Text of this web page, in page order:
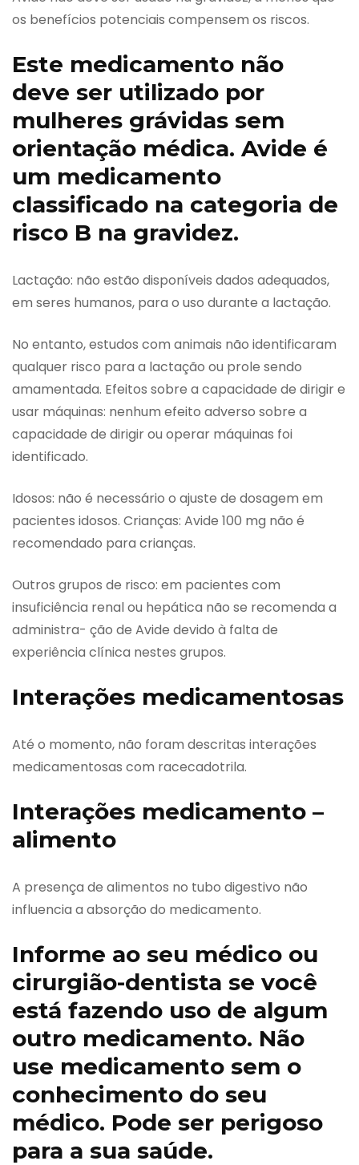
os benefícios potenciais compensem os riscos.
Este medicamento não
deve ser utilizado por
mulheres grávidas sem
orientação médica. Avide é
um medicamento
classificado na categoria de
risco B na gravidez.
Lactação: não estão disponíveis dados adequados,
em seres humanos, para o uso durante a lactação.
No entanto, estudos com animais não identificaram
qualquer risco para a lactação ou prole sendo
amamentada. Efeitos sobre a capacidade de dirigir e
usar máquinas: nenhum efeito adverso sobre a
capacidade de dirigir ou operar máquinas foi
identificado.
Idosos: não é necessário o ajuste de dosagem em
pacientes idosos. Crianças: Avide 100 mg não é
recomendado para crianças.
Outros grupos de risco: em pacientes com
insuficiência renal ou hepática não se recomenda a
administra- ção de Avide devido à falta de
experiência clínica nestes grupos.
Interações medicamentosas
Até o momento, não foram descritas interações
medicamentosas com racecadotrila.
Interações medicamento –
alimento
A presença de alimentos no tubo digestivo não
influencia a absorção do medicamento.
Informe ao seu médico ou
cirurgião-dentista se você
está fazendo uso de algum
outro medicamento. Não
use medicamento sem o
conhecimento do seu
médico. Pode ser perigoso
para a sua saúde.